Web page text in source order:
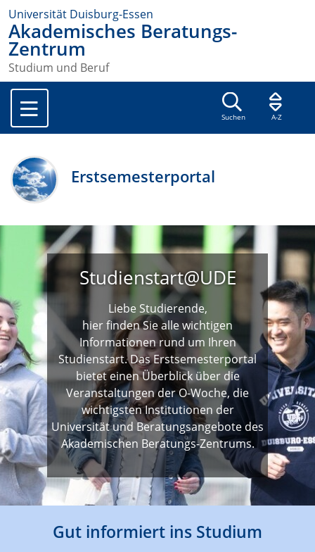
Universität Duisburg-Essen
Akademisches Beratungs-
Zentrum
Studium und Beruf
Suchen A-Z
Erstsemesterportal
Studienstart@UDE
Liebe Studierende,
hier finden Sie alle wichtigen
Informationen rund um Ihren
Studienstart. Das Erstsemesterportal
bietet einen Überblick über die
Veranstaltungen der O-Woche, die
wichtigsten Institutionen der
Universität und Beratungsangebote des
Akademischen Beratungs-Zentrums.
Gut informiert ins Studium